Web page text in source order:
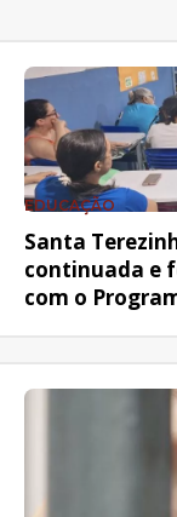
EDUCAÇÃO
Santa
continuada e
com o